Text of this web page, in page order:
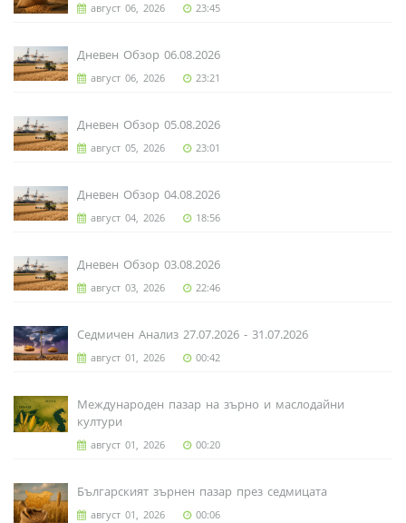
август 06, 2026 23:45
Дневен Обзор 06.08.2026
август 06, 2026 23:21
Дневен Обзор 05.08.2026
август 05, 2026 23:01
Дневен Обзор 04.08.2026
август 04, 2026 18:56
Дневен Обзор 03.08.2026
август 03, 2026 22:46
Седмичен Анализ 27.07.2026 - 31.07.2026
август 01, 2026 00:42
Международен пазар на зърно и маслодайни
култури
август 01, 2026 00:20
Българският зърнен пазар през седмицата
август 01, 2026 00:06